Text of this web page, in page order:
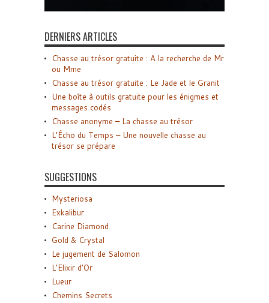
DERNIERS ARTICLES
Chasse au trésor gratuite : A la recherche de Mr
ou Mme
Chasse au trésor gratuite : Le Jade et le Granit
Une boîte à outils gratuite pour les énigmes et
messages codés
Chasse anonyme – La chasse au trésor
L’Écho du Temps – Une nouvelle chasse au
trésor se prépare
SUGGESTIONS
Mysteriosa
Exkalibur
Carine Diamond
Gold & Crystal
Le jugement de Salomon
L’Elixir d’Or
Lueur
Chemins Secrets